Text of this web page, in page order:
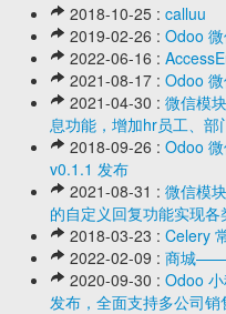
2018-10-25 : calluu
2019-02-26 : Odoo
2022-06-16 :
2021-08-17 : Odoo
2021-04-30 : 微信模
息功能，增加hr员工、部
2018-09-26 : Odoo
v0.1.1 发布
2021-08-31 : 微信模
的自定义回复功能实现
2018-03-23 : Celery
2022-02-09 : 商城——
2020-09-30 : Odoo
发布，全面支持多公司销